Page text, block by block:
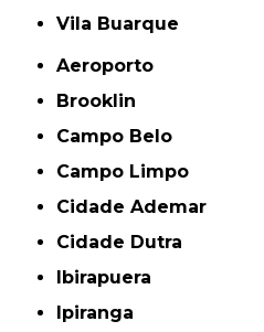
Vila Buarque
Aeroporto
Brooklin
Campo Belo
Campo Limpo
Cidade Ademar
Cidade Dutra
Ibirapuera
Ipiranga